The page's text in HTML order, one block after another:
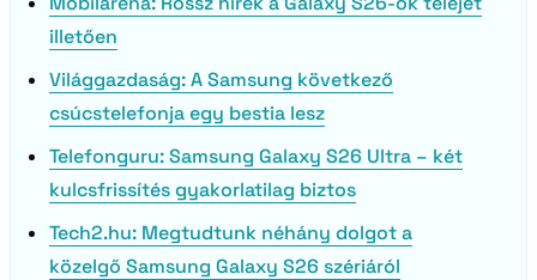
illetően
Világgazdaság: A Samsung következő
csúcstelefonja egy bestia lesz
Telefonguru: Samsung Galaxy S26 Ultra – két
kulcsfrissítés gyakorlatilag biztos
Tech2.hu: Megtudtunk néhány dolgot a
közelgő Samsung Galaxy S26 szériáról